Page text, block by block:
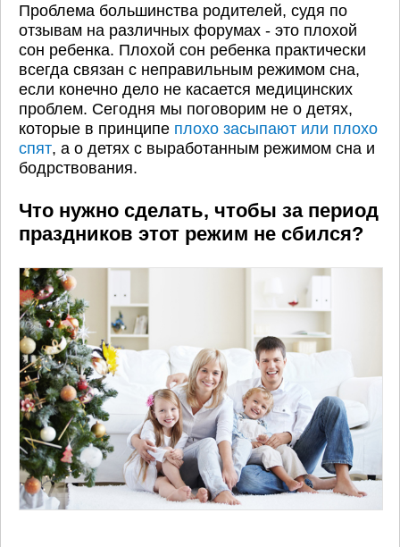
Проблема большинства родителей, судя по
отзывам на различных форумах - это плохой
сон ребенка. Плохой сон ребенка практически
всегда связан с неправильным режимом сна,
если конечно дело не касается медицинских
проблем. Сегодня мы поговорим не о детях,
которые в принципе плохо засыпают или плохо
спят, а о детях с выработанным режимом сна и
бодрствования.
Что нужно сделать, чтобы за период
праздников этот режим не сбился?